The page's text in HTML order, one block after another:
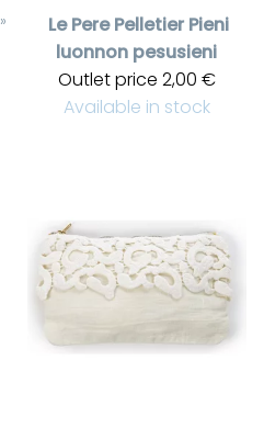
‪» Le Pere Pelletier Pieni
luonnon pesusieni
Outlet price 2,00 €
Available in stock